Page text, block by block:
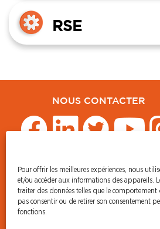
Pour offrir les meilleures expériences, nous
et/ou accéder aux informations des appareils.
traiter des données telles que le
pas consentir ou de retirer son consentement
fonctions.
RSE
NOUS CONTACTER
© CFDT Orange
47 AVENUE SIMON